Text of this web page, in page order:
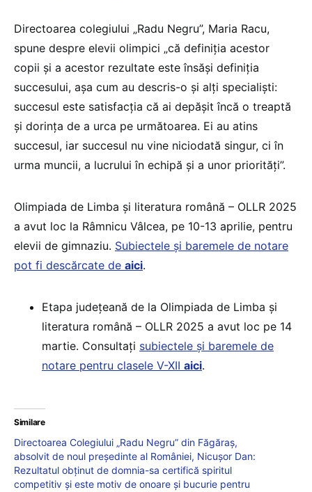
Directoarea colegiului „Radu Negru”, Maria Racu,
spune despre elevii olimpici „că definiția acestor
copii și a acestor rezultate este însăși definiția
succesului, așa cum au descris-o și alți specialiști:
succesul este satisfacția că ai depășit încă o treaptă
și dorința de a urca pe următoarea. Ei au atins
succesul, iar succesul nu vine niciodată singur, ci în
urma muncii, a lucrului în echipă și a unor priorități”.
Olimpiada de Limba și literatura română – OLLR 2025
a avut loc la Râmnicu Vâlcea, pe 10-13 aprilie, pentru
elevii de gimnaziu. Subiectele și baremele de notare
pot fi descărcate de aici.
Etapa județeană de la Olimpiada de Limba și
literatura română – OLLR 2025 a avut loc pe 14
martie. Consultați subiectele și baremele de
notare pentru clasele V-XII aici.
Similare
Directoarea Colegiului „Radu Negru” din Făgăraș,
absolvit de noul președinte al României, Nicușor Dan:
Rezultatul obținut de domnia-sa certifică spiritul
competitiv și este motiv de onoare și bucurie pentru